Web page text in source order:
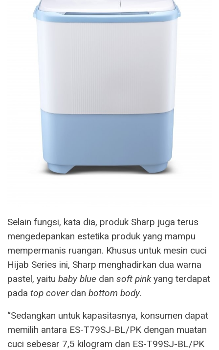
Selain fungsi, kata dia, produk Sharp juga terus
mengedepankan estetika produk yang mampu
mempermanis ruangan. Khusus untuk mesin cuci
Hijab Series ini, Sharp menghadirkan dua warna
pastel, yaitu baby blue dan soft pinkyang terdapat
pada top coverdan bottom body.
“Sedangkan untuk kapasitasnya, konsumen dapat
memilih antara ES-T79SJ-BL/PK dengan muatan
cuci sebesar 7,5 kilogram dan ES-T99SJ-BL/PK